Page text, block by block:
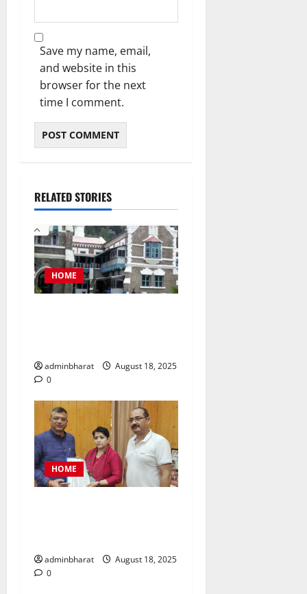
Save my name, email,
and website in this
browser for the next
time I comment.
RELATED STORIES
HOME
adminbharat
August 18, 2025
0
HOME
adminbharat
August 18, 2025
0